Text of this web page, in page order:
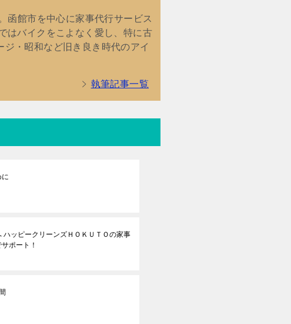
函館市を中心に家事代行サービス
はバイクをこよなく愛し、特に古
・昭和など旧き良き時代のアイ
執筆記事一覧
に
ハッピークリーンズＨＯＫＵＴＯの家事
ポート！